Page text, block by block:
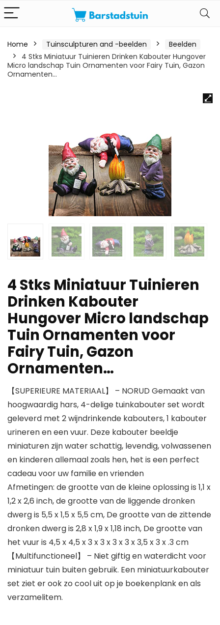
Home Tuinsculpturen and -beelden
Beelden
4 Stks Miniatuur Tuinieren Drinken Kabouter Hungover
Micro landschap Tuin Ornamenten voor Fairy Tuin, Gazon
Ornamenten…
4 Stks Miniatuur Tuinieren
Drinken Kabouter
Hungover Micro landschap
Tuin Ornamenten voor
Fairy Tuin, Gazon
Ornamenten…
【SUPERIEURE MATERIAAL】 – NORUD Gemaakt van
hoogwaardig hars, 4-delige tuinkabouter set wordt
geleverd met 2 wijndrinkende kabouters, 1 kabouter
urineren en een vuur. Deze kabouter beeldje
miniaturen zijn water schattig, levendig, volwassenen
en kinderen allemaal zoals hen, het is een perfect
cadeau voor uw familie en vrienden
Afmetingen: de grootte van de kleine oplossing is 1,1 x
1,2 x 2,6 inch, de grootte van de liggende dronken
dwerg is 5,5 x 1,5 x 5,5 cm, De grootte van de zittende
dronken dwerg is 2,8 x 1,9 x 1,18 inch, De grootte van
het vuur is 4,5 x 4,5 x 3 x 3 x 3 x 3 x 3,5 x 3 x .3 cm
【Multifunctioneel】 – Niet giftig en waterdicht voor
miniatuur tuin buiten gebruik. Een miniatuurkabouter
set ziet er ook zo cool uit op je boekenplank en als
verzamelitem.